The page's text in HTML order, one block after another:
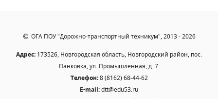
Международное сотрудничество
Организация питания в образовательной
организации
ОГА ПОУ "Дорожно-транспортный техникум", 2013 - 2026
Адрес: 173526, Новгородская область, Новгородский район, пос.
Панковка, ул. Промышленная, д. 7.
Телефон:8 (8162) 68-44-62
E-mail:dtt@edu53.ru